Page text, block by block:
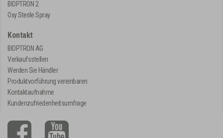
BIOPTRON 2
Oxy Sterile Spray
Kontakt
BIOPTRON AG
Verkaufsstellen
Werden Sie Händler
Produktvorführung vereinbaren
Kontaktaufnahme
Kundenzufriedenheitsumfrage